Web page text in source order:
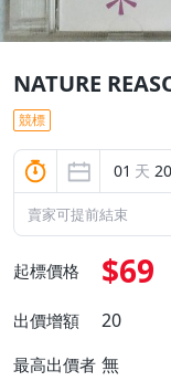
NATURE
競標
01 天 20
賣家可提前結束
起標價格 $69
出價增額 20
最高出價者 無